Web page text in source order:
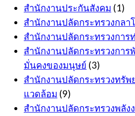
สำนักงานประกันสังคม (1)
สำนักงานปลัดกระทรวงกลา
สำนักงานปลัดกระทรวงการ
สำนักงานปลัดกระทรวงกา
มั่นคงของมนุษย์ (3)
สำนักงานปลัดกระทรวงทรัพ
แวดล้อม (9)
สำนักงานปลัดกระทรวงพลัง